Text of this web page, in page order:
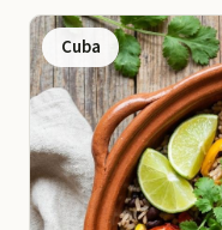
Cuba